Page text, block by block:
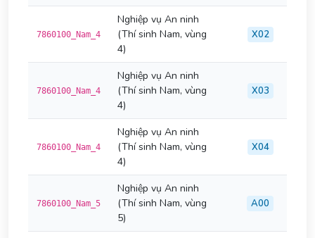
7860100_Nam_4
Nghiệp vụ An ninh
(Thí sinh Nam, vùng
4)
X02
7860100_Nam_4
Nghiệp vụ An ninh
(Thí sinh Nam, vùng
4)
X03
7860100_Nam_4
Nghiệp vụ An ninh
(Thí sinh Nam, vùng
4)
X04
7860100_Nam_5
Nghiệp vụ An ninh
(Thí sinh Nam, vùng
5)
A00